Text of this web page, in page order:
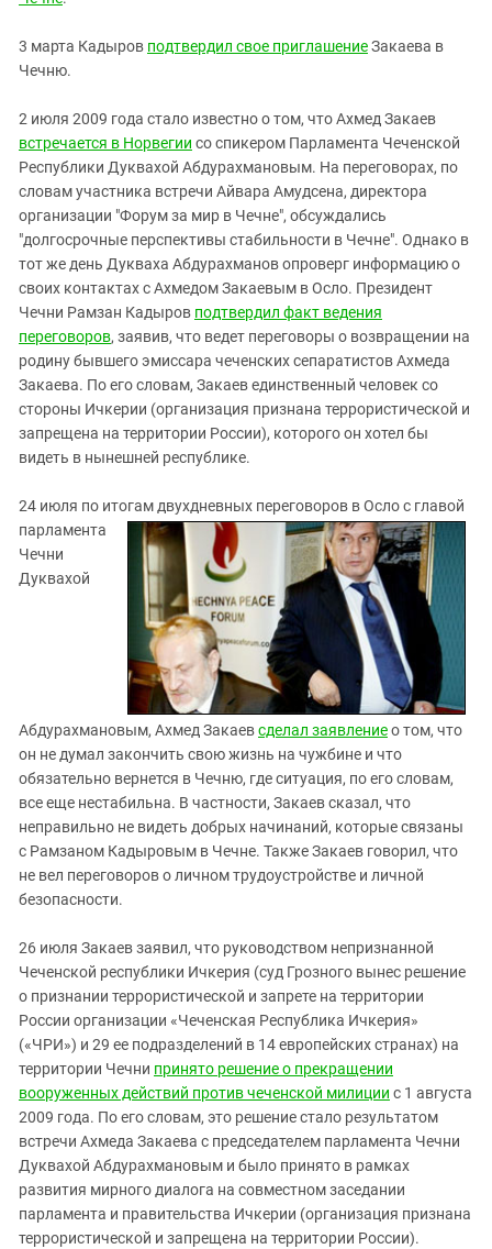
3 марта Кадыров подтвердил свое приглашениеЗакаева в
Чечню.
2 июля 2009 года стало известно о том, что Ахмед Закаев
встречается в Норвегии со спикером Парламента Чеченской
Республики Дуквахой Абдурахмановым. На переговорах, по
словам участника встречи Айвара Амудсена, директора
организации "Форум за мир в Чечне", обсуждались
"долгосрочные перспективы стабильности в Чечне". Однако в
тот же день Дукваха Абдурахманов опроверг информацию о
своих контактах с Ахмедом Закаевым в Осло. Президент
Чечни Рамзан Кадыров подтвердил факт ведения
переговоров, заявив, что ведет переговоры о возвращении на
родину бывшего эмиссара чеченских сепаратистов Ахмеда
Закаева. По его словам, Закаев единственный человек со
стороны Ичкерии (организация признана террористической и
запрещена на территории России), которого он хотел бы
видеть в нынешней республике.
24 июля по итогам двухдневных переговоров в Осло с главой
парламента
Чечни
Дуквахой
Абдурахмановым, Ахмед Закаевсделал заявлениео том, что
он не думал закончить свою жизнь на чужбине и что
обязательно вернется в Чечню, где ситуация, по его словам,
все еще нестабильна. В частности, Закаев сказал, что
неправильно не видеть добрых начинаний, которые связаны
с Рамзаном Кадыровым в Чечне. Также Закаев говорил, что
не вел переговоров о личном трудоустройстве и личной
безопасности.
26 июля Закаев заявил, что руководством непризнанной
Чеченской республики Ичкерия (суд Грозного вынес решение
о признании террористической и запрете на территории
России организации «Чеченская Республика Ичкерия»
(«ЧРИ») и 29 ее подразделений в 14 европейских странах) на
территории Чечни принято решение о прекращении
вооруженных действий против чеченской милиции с 1 августа
2009 года. По его словам, это решение стало результатом
встречи Ахмеда Закаева с председателем парламента Чечни
Дуквахой Абдурахмановым и было принято в рамках
развития мирного диалога на совместном заседании
парламента и правительства Ичкерии (организация признана
террористической и запрещена на территории России).